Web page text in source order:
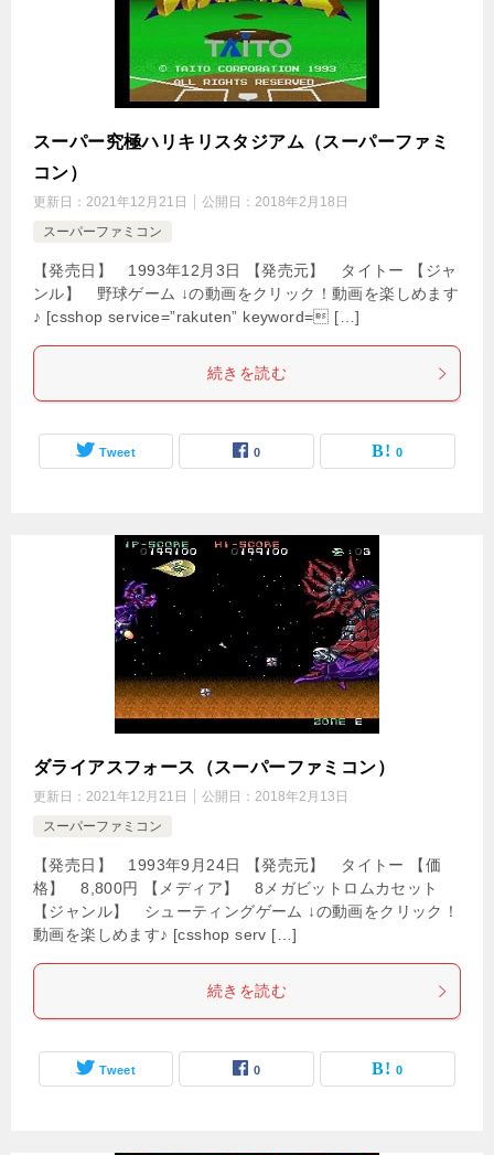
スーパー究極ハリキリスタジアム（スーパーファミ
コン）
更新日： 2021年12月21日 公開日： 2018年2月18日
スーパーファミコン
【発売日】 1993年12月3日 【発売元】 タイトー 【ジャ
ンル】 野球ゲーム ↓の動画をクリック！動画を楽しめます
♪ [csshop service=”rakuten” keyword= […]
続きを読む
Tweet 0 0
ダライアスフォース（スーパーファミコン）
更新日： 2021年12月21日 公開日： 2018年2月13日
スーパーファミコン
【発売日】 1993年9月24日 【発売元】 タイトー 【価
格】 8,800円 【メディア】 8メガビットロムカセット
【ジャンル】 シューティングゲーム ↓の動画をクリック！
動画を楽しめます♪ [csshop serv […]
続きを読む
Tweet 0 0